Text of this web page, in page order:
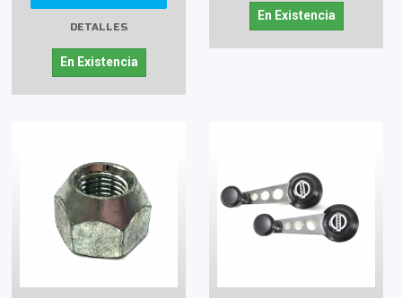
DETALLES
En Existencia
En Existencia